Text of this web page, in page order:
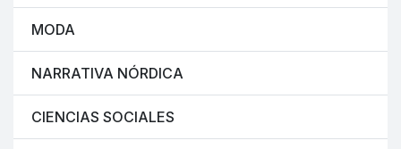
MODA
NARRATIVA NÓRDICA
CIENCIAS SOCIALES